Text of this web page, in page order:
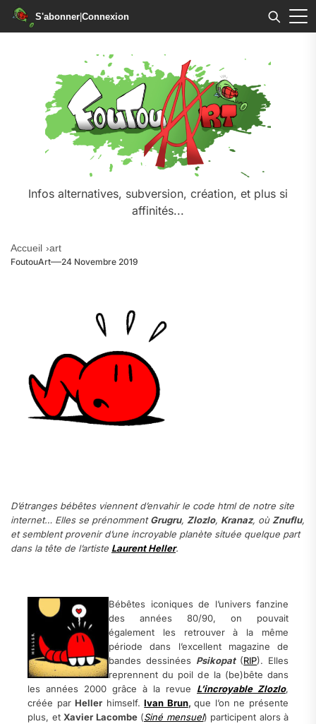
S'abonner|Connexion
Infos alternatives, subversion, création, et plus si
affinités...
Accueil art
FoutouArt 24 Novembre 2019
D’étranges bébêtes viennent d’envahir le code html de notre site
internet… Elles se prénommentGrugru, Zlozlo, Kranaz, oùZnuflu,
et semblent provenir d’une incroyable planète située quelque part
dans la tête de l’artiste Laurent Heller.
Bébêtes iconiques de l’univers fanzine
des années 80/90, on pouvait
également les retrouver à la même
période dans l’excellent magazine de
bandes dessinées Psikopat(RIP). Elles
reprennent du poil de la (be)bête dans
les années 2000 grâce à la revue L’incroyable Zlozlo,
créée parHeller himself.Ivan Brun,que l’on ne présente
plus, et Xavier Lacombe(Siné mensuel) participent alors à